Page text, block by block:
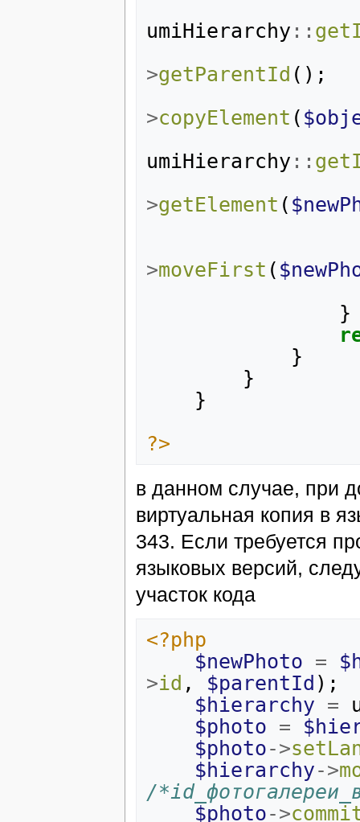
umiHierarchy ::
>getParentId ();
>copyElement (
umiHierarchy ::
>getElement (
>moveFirst (
}
}
}
}
?>
в данном случае, при
виртуальная копия в
343. Если требуется
языковых версий,
участок кода
<?php
$newPhoto =
>id , $parentId );
$hierarchy =
$photo =
$photo->
$hierarchy->
/
$photo->